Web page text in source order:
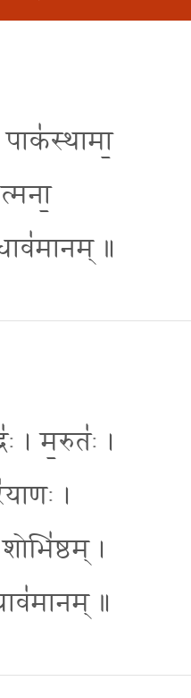
पाक॑स्थामा॒
॥
। म॒रुतः॑ ।
।
।
॥